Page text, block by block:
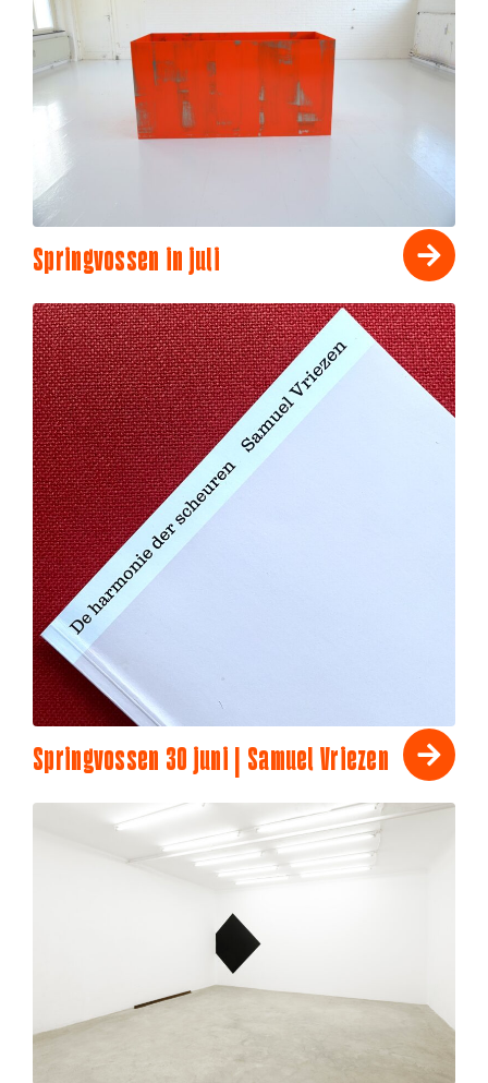
Springvossen in juli
Springvossen 30 juni | Samuel Vriezen